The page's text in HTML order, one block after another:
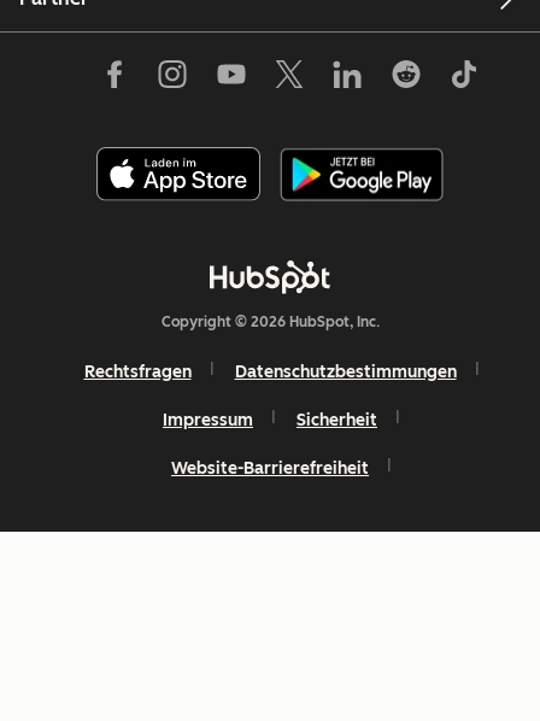
Copyright © 2026 HubSpot, Inc.
Rechtsfragen Datenschutzbestimmungen
Impressum Sicherheit
Website-Barrierefreiheit